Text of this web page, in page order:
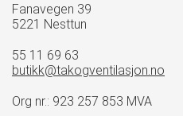
Fanavegen 39
5221 Nesttun
55 11 69 63
butikk@takogventilasjon.no
Org nr.: 923 257 853 MVA